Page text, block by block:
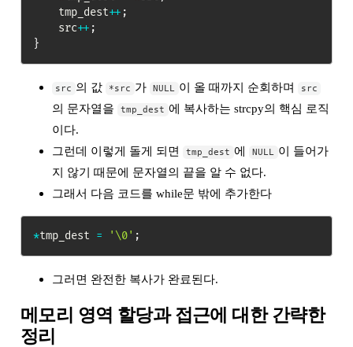
    tmp_dest
++ ;
    src
++ ;
}
src 의 값 *src 가 NULL 이 올 때까지 순회하며 src
의 문자열을 tmp_dest 에 복사하는 strcpy의 핵심 로직
이다.
그런데 이렇게 돌게 되면
tmp_dest 에 NULL 이 들어가
지 않기 때문에 문자열의 끝을 알 수 없다.
그래서 다음 코드를 while문 밖에 추가한다
*tmp_dest = '\0' ;
그러면 완전한 복사가 완료된다.
메모리 영역 할당과 접근에 대한 간략한
정리